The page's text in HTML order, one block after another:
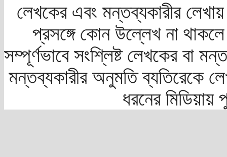
লেখকের এবং মন্তব্যকারীর
প্রসঙ্গে কোন উল্লেখ না
সম্পূর্ণভাবে সংশ্লিষ্ট লেখকের বা
মন্তব্যকারীর অনুমতি ব্যতিরেকে
ধরনের মিডিয়ায়